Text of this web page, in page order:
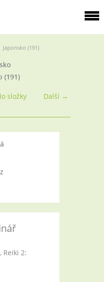
Japonsko (191)
(191)
Další →
složky
Reiki 2: